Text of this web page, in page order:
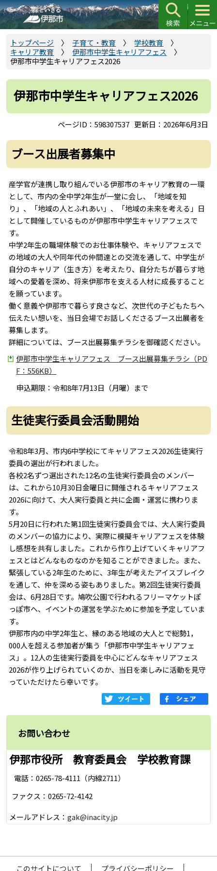
こ
の
ペ
先
トップページ 子育て・教育
学校教育
キャリア教育
伊那市中学生キャリアフェス
伊那市中学生キャリアフェス2026
伊那市中学生キャリアフェス2026
ページID：598307537 更新日：2026年6月3日
ブース出展者募集中
産学官が連携し取り組んでいる伊那市のキャリア教育の一環
として、市内の全中学2年生が一堂に会し、「地域を知
り」、「地域の人とふれあい」、「地域の未来を考える」日
として開催しているものが伊那市中学生キャリアフェスで
す。
中学2年生の職場体験でのお仕事体験や、キャリアフェスで
の地域の大人や同年代の仲間達との交流を通して、中学生が
自分のキャリア（生き方）を考えたり、自分たちが暮らす地
域への愛着を深め、将来伊那市を支える人材に成長すること
を願っています。
働く意義や伊那市で暮らす良さなど、次世代の子どもたちへ
伝えたい想いを、当日会場でお話しくださるブース出展者を
募集します。
詳細については、ブース出展募集チラシを御確認ください。
伊那市中学生キャリアフェス ブース出展募集チラシ（PD
F：556KB）
申込期限：令和8年7月13日（月曜）まで
生徒実行委員会活動開始
令和8年3月、市内6中学校にてキャリアフェス2026生徒実行
委員の選出が行われました。
各校2名ずつ選出された12名の生徒実行委員会のメンバー
は、これから10月30日金曜日に開催されるキャリアフェス
2026に向けて、大人実行委員と共に企画・運営に携わりま
す。
5月20日に行われた第1回生徒実行委員会では、大人実行委員
のメンバーの協力により、実際に模擬キャリアフェスを体験
し感想を共有しました。これから作り上げていくキャリアフ
ェスとはどんなものなのかを知ることができました。また、
緊張している2年生のために、3年生が考えたアイスブレイク
を通して、仲を深める姿もありました。第2回生徒実行委員
会は、6月28日です。鳩吹公園で行われるフリーマケットぽ
っぽ市へ、イベントの運営を学ぶために参加を予定していま
す。
伊那市内の中学2年生と、縁のある地域の大人とで総勢1，
000人を超える参加者が集う「伊那市中学生キャリアフェ
ス」。12人の生徒実行委員を中心にどんなキャリアフェス
2026が作り上げられていくのか、当日を楽しみに活動を見守
っていただけたら幸いです。
お問い合わせ
伊那市役所 教育委員会 学校教育課
電話：0265-78-4111（内線2711）
ファクス：0265-72-4142
メールアドレス：gak@inacity.jp
このサイトについて プライバシーポリシー